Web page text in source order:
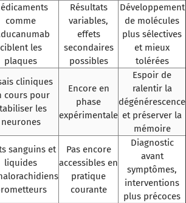
comme
ciblent les
plaques
Résultats
variables,
effets
secondaires
possibles
Développement
de molécules
plus sélectives
et mieux
tolérées
cliniques
cours pour
les
neurones
Encore en
phase
expérimentale
Espoir de
ralentir la
dégénérescence
et préserver la
mémoire
sanguins et
liquides
Pas encore
accessibles en
pratique
courante
Diagnostic
avant
symptômes,
interventions
plus précoces